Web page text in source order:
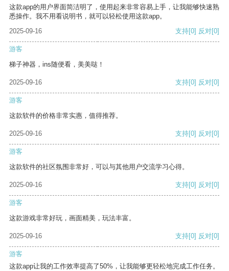
这款app的用户界面简洁明了，使用起来非常容易上手，让我能够快速熟
悉操作。我不用看说明书，就可以轻松使用这款app。
2025-09-16
支持[0] 反对[0]
游客
梯子神器，ins随便看，美美哒！
2025-09-16 支持[0] 反对[0]
游客
这款软件的价格非常实惠，值得推荐。
2025-09-16 支持[0] 反对[0]
游客
这款软件的社区氛围非常好，可以与其他用户交流学习心得。
2025-09-16 支持[0] 反对[0]
游客
这款游戏非常好玩，画面精美，玩法丰富。
2025-09-16 支持[0] 反对[0]
游客
这款app让我的工作效率提高了50%，让我能够更轻松地完成工作任务。